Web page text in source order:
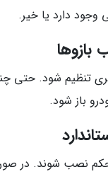
وجود دارد یا خیر.
باز شود.
نصب شوند. در